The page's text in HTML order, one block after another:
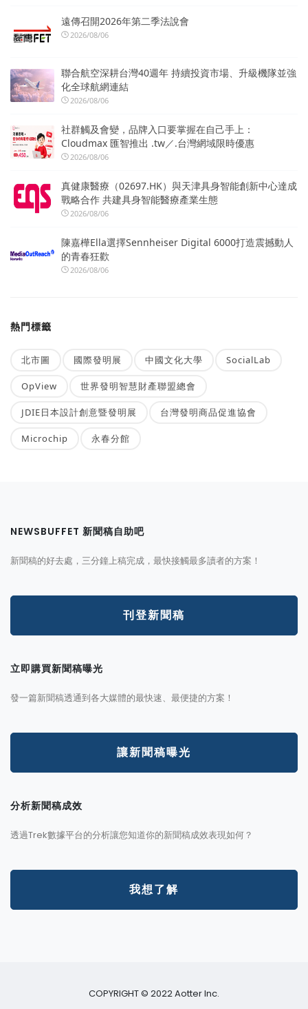
遠傳召開2026年第二季法說會
2026/08/06
聯合航空深耕台灣40週年 持續投資市場、升級機隊並強
化全球航網連結
2026/08/06
社群觸及會變，品牌入口要掌握在自己手上：
Cloudmax 匯智推出 .tw／.台灣網域限時優惠
2026/08/06
真健康醫療（02697.HK）與天津具身智能創新中心達成
戰略合作 共建具身智能醫療產業生態
2026/08/06
陳嘉樺Ella選擇Sennheiser Digital 6000打造震撼動人
的青春狂歡
2026/08/06
熱門標籤
北市圖 國際發明展 中國文化大學 SocialLab
OpView 世界發明智慧財產聯盟總會
JDIE日本設計創意暨發明展 台灣發明商品促進協會
Microchip 永春分館
NEWSBUFFET 新聞稿自助吧
新聞稿的好去處，三分鐘上稿完成，最快接觸最多讀者的方案！
刊登新聞稿
立即購買新聞稿曝光
發一篇新聞稿透通到各大媒體的最快速、最便捷的方案！
讓新聞稿曝光
分析新聞稿成效
透過Trek數據平台的分析讓您知道你的新聞稿成效表現如何？
我想了解
COPYRIGHT © 2022 Aotter Inc.